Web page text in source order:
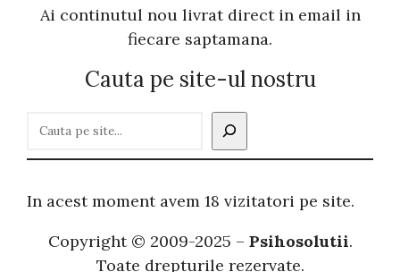
Ai continutul nou livrat direct in email in
fiecare saptamana.
Cauta pe site-ul nostru
t
In acest moment avem 18 vizitatori pe site.
Copyright © 2009-2025 – Psihosolutii.
Toate drepturile rezervate.